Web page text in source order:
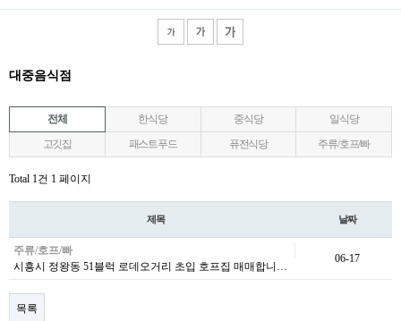
대중음식점
전체 한식당 중식당
일식당
고깃집
패스트푸드 퓨전식당 주류/호프/빠
Total 1건 1 페이지
제목 날짜
주류/호프/빠
시흥시 정왕동 51블럭 로데오거리 초입 호프집 매매합니…
06-17
목록